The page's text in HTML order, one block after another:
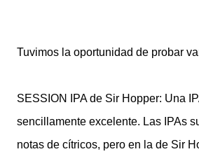
Tuvimos la oportunidad de probar
SESSION IPA de Sir Hopper: Una
sencillamente excelente. Las IPAs
notas de cítricos, pero en la de Sir